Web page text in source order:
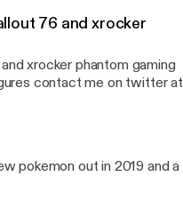
76 and xrocker
xrocker phantom gaming
contact me on twitter at
pokemon out in 2019 and a